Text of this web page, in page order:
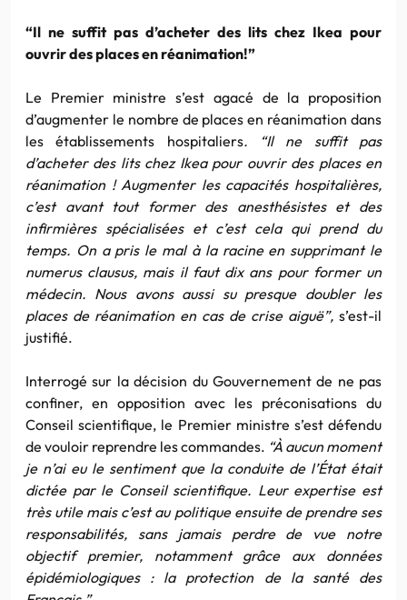
“Il ne suffit pas d’acheter des lits chez Ikea pour
ouvrir des places en réanimation!”
Le Premier ministre s’est agacé de la proposition
d’augmenter le nombre de places en réanimation dans
les établissements hospitaliers. “Il ne suffit pas
d’acheter des lits chez Ikea pour ouvrir des places en
réanimation ! Augmenter les capacités hospitalières,
c’est avant tout former des anesthésistes et des
infirmières spécialisées et c’est cela qui prend du
temps. On a pris le mal à la racine en supprimant le
numerus clausus, mais il faut dix ans pour former un
médecin. Nous avons aussi su presque doubler les
places de réanimation en cas de crise aiguë”, s’est-il
justifié.
Interrogé sur la décision du Gouvernement de ne pas
confiner, en opposition avec les préconisations du
Conseil scientifique, le Premier ministre s’est défendu
de vouloir reprendre les commandes. “À aucun moment
je n’ai eu le sentiment que la conduite de l’État était
dictée par le Conseil scientifique. Leur expertise est
très utile mais c’est au politique ensuite de prendre ses
responsabilités, sans jamais perdre de vue notre
objectif premier, notamment grâce aux données
épidémiologiques : la protection de la santé des